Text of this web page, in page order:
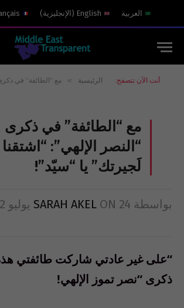
العربية English
( الإنجليزية)
أنت الآن تتصفح: الرئيسية » مع “الطائفة” في ذكرى “النصر
مع “الطائفة” في ذكرى
“النصر الإلهي”: “اشتقنا
لَجيرتك” يا “سيّد”!
بواسطة SARAH AKEL ON 24 يوليو 2012
“على غير عادتي شاركت طائفتي
ذكرى “نصر تموز الإلهي!